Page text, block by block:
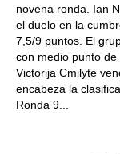
novena ronda. Ian
el duelo en la
7,5/9 puntos. El
con medio punto de
Victorija Cmilyte
encabeza la
Ronda 9...